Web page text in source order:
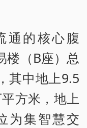
通的核心腹
楼（B座）总
其中地上9.5
方米，地上
为集智慧交